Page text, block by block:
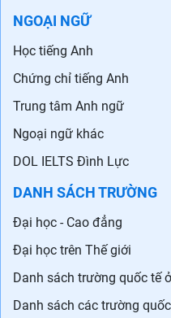
NGOẠI NGỮ
Học tiếng Anh
Chứng chỉ tiếng Anh
Trung tâm Anh ngữ
Ngoại ngữ khác
DOL IELTS Đình Lực
DANH SÁCH TRƯỜNG
Đại học - Cao đẳng
Đại học trên Thế giới
Danh sách trường quốc tế
Danh sách các trường